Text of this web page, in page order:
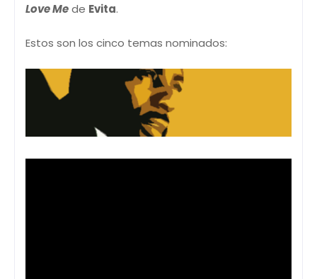
Love Mede Evita.
Estos son los cinco temas nominados: